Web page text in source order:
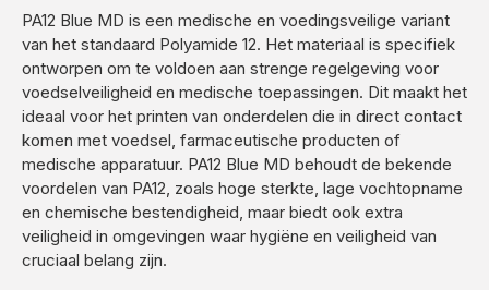
PA12 Blue MD is een medische en voedingsveilige variant
van het standaard Polyamide 12. Het materiaal is specifiek
ontworpen om te voldoen aan strenge regelgeving voor
voedselveiligheid en medische toepassingen. Dit maakt het
ideaal voor het printen van onderdelen die in direct contact
komen met voedsel, farmaceutische producten of
medische apparatuur. PA12 Blue MD behoudt de bekende
voordelen van PA12, zoals hoge sterkte, lage vochtopname
en chemische bestendigheid, maar biedt ook extra
veiligheid in omgevingen waar hygiëne en veiligheid van
cruciaal belang zijn.